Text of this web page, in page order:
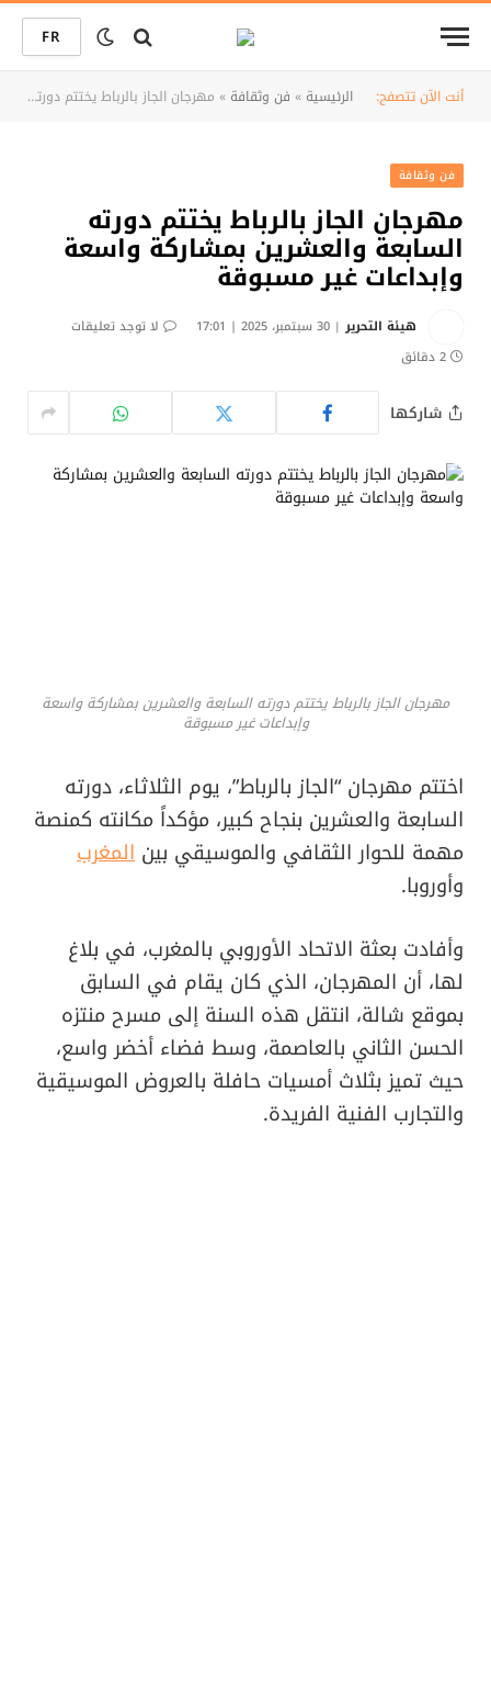
FR
أنت الآن تتصفح: الرئيسية» فن وثقافة» مهرجان الجاز بالرباط يختتم دورته السابعة والعشرين بمشاركة واسعة وإبداعات غير مسبوقة
فن وثقافة
مهرجان الجاز بالرباط يختتم دورته
السابعة والعشرين بمشاركة واسعة
وإبداعات غير مسبوقة
هيئة التحرير 30 سبتمبر، 2025 | 17:01
لا توجد تعليقات
2 دقائق
شاركها
مهرجان الجاز بالرباط يختتم دورته السابعة والعشرين بمشاركة واسعة
وإبداعات غير مسبوقة
اختتم مهرجان “الجاز بالرباط”، يوم الثلاثاء، دورته
السابعة والعشرين بنجاح كبير، مؤكداً مكانته كمنصة
مهمة للحوار الثقافي والموسيقي بين المغرب
وأوروبا.
وأفادت بعثة الاتحاد الأوروبي بالمغرب، في بلاغ
لها، أن المهرجان، الذي كان يقام في السابق
بموقع شالة، انتقل هذه السنة إلى مسرح منتزه
الحسن الثاني بالعاصمة، وسط فضاء أخضر واسع،
حيث تميز بثلاث أمسيات حافلة بالعروض الموسيقية
والتجارب الفنية الفريدة.